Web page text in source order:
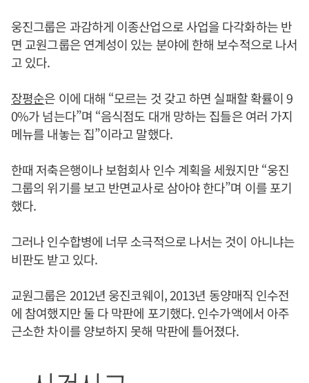
웅진그룹은 과감하게 이종산업으로 사업을 다각화하는 반
면 교원그룹은 연계성이 있는 분야에 한해 보수적으로 나서
고 있다.
장평순은 이에 대해 “모르는 것 갖고 하면 실패할 확률이 9
0%가 넘는다”며 “음식점도 대개 망하는 집들은 여러 가지
메뉴를 내놓는 집”이라고 말했다.
한때 저축은행이나 보험회사 인수 계획을 세웠지만 “웅진
그룹의 위기를 보고 반면교사로 삼아야 한다”며 이를 포기
했다.
그러나 인수합병에 너무 소극적으로 나서는 것이 아니냐는
비판도 받고 있다.
교원그룹은 2012년 웅진코웨이, 2013년 동양매직 인수전
에 참여했지만 둘 다 막판에 포기했다. 인수가액에서 아주
근소한 차이를 양보하지 못해 막판에 틀어졌다.